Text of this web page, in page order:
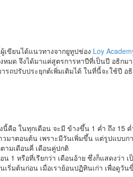
ขียนได้แนวทางจากยูทูปช่อง Loy
หมด จึงได้มาแค่สูตรการหาปีที่เป็นปี อธิก
รถปรับประยุกต์เพิ่มเติมได้ ในที่นี้จะใช้ปี
อ ในทุกเดือน จะมี ข้างขึ้น 1 ค่ำ ถึง 15
มาตอนต้น เพราะมีวันเพิ่มขึ้น แต่รูปแบบ
ามเดือนคี่ เดือนคู่ปกติ
หรือที่เรียกว่า เดือนอ้าย ซึ่งก็แสดงว่า
ริ่มต้นก่อน เมื่อเราย้อนปฏิทินเก่า เพื่อดูวั